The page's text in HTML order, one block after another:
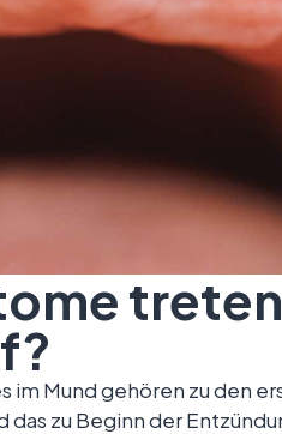
im Mund gehören zu den
zu Beginn der